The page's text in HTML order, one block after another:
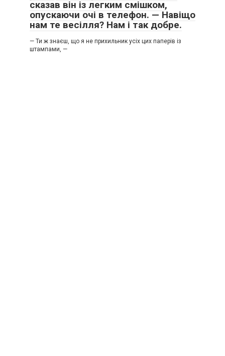
сказав він із легким смішком,
опускаючи очі в телефон. — Навіщо
нам те весілля? Нам і так добре.
— Ти ж знаєш, що я не прихильник усіх цих паперів із
штампами, —